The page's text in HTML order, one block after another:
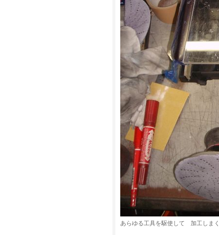
あらゆる工具を駆使して 加工しま